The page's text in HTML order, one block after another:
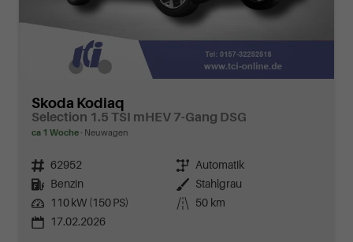
Skoda Kodiaq
Selection 1.5 TSI mHEV 7-Gang DSG
ca 1 Woche Neuwagen
Fahrzeugnr. 62952 Getriebe Automatik
Kraftstoff
Benzin Außenfarbe
Stahlgrau
Leistung
110 kW (150 PS) Kilometerstand
50 km
17.02.2026